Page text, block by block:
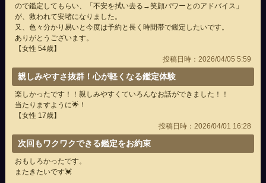
ので鑑定してもらい、「不安を拭い去る→笑顔パワーとのアドバイス」
が、救われて安堵になりました。
又、色々分かり易いと今度は予約と長く時間帯で鑑定したいです。
ありがとうございます。
【女性 54歳】
投稿日時：2026/04/05 5:59
親しみやすさ抜群！心が軽くなる鑑定体験
楽しかったです！！親しみやすくていろんなお話ができました！！
当たりますように🌟！
【女性 17歳】
投稿日時：2026/04/01 16:28
次回もワクワクできる鑑定をお約束
おもしろかったです。
またきたいです💓